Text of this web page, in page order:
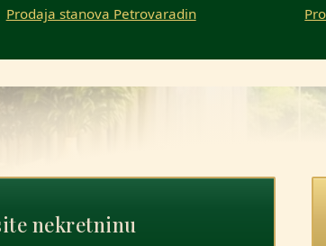
Prodaja stanova Petrovaradin
nekretninu